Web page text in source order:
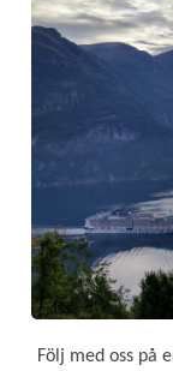
Följ med oss på